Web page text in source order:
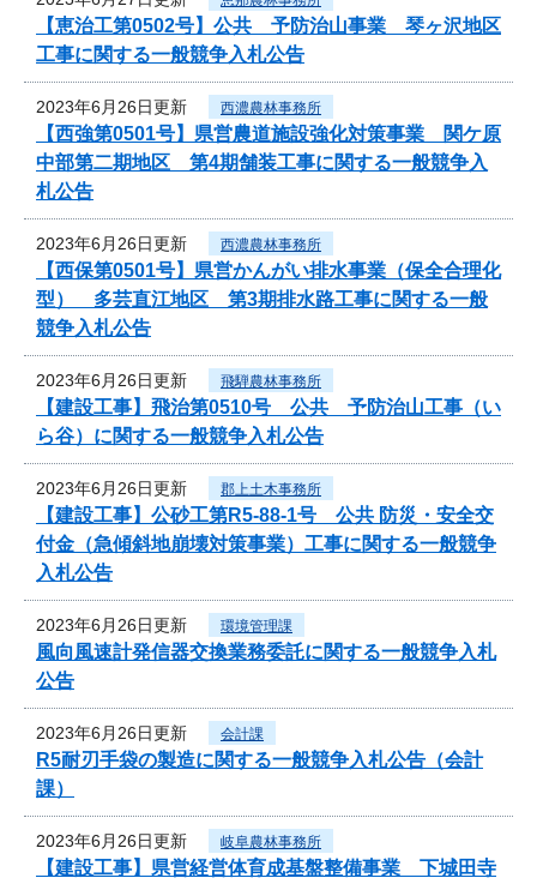
【恵治工第0502号】公共 予防治山事業 琴ヶ沢地区
工事に関する一般競争入札公告
2023年6月26日更新 西濃農林事務所
【西強第0501号】県営農道施設強化対策事業 関ケ原
中部第二期地区 第4期舗装工事に関する一般競争入
札公告
2023年6月26日更新 西濃農林事務所
【西保第0501号】県営かんがい排水事業（保全合理化
型） 多芸直江地区 第3期排水路工事に関する一般
競争入札公告
2023年6月26日更新 飛騨農林事務所
【建設工事】飛治第0510号 公共 予防治山工事（い
ら谷）に関する一般競争入札公告
2023年6月26日更新 郡上土木事務所
【建設工事】公砂工第R5-88-1号 公共 防災・安全交
付金（急傾斜地崩壊対策事業）工事に関する一般競争
入札公告
2023年6月26日更新 環境管理課
風向風速計発信器交換業務委託に関する一般競争入札
公告
2023年6月26日更新 会計課
R5耐刃手袋の製造に関する一般競争入札公告（会計
課）
2023年6月26日更新 岐阜農林事務所
【建設工事】県営経営体育成基盤整備事業 下城田寺